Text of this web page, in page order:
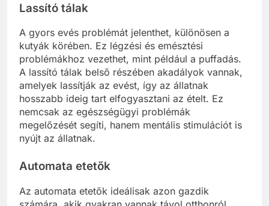
Lassító tálak
A gyors evés problémát jelenthet, különösen a
kutyák körében. Ez légzési és emésztési
problémákhoz vezethet, mint például a puffadás.
A lassító tálak belső részében akadályok vannak,
amelyek lassítják az evést, így az állatnak
hosszabb ideig tart elfogyasztani az ételt. Ez
nemcsak az egészségügyi problémák
megelőzését segíti, hanem mentális stimulációt is
nyújt az állatnak.
Automata etetők
Az automata etetők ideálisak azon gazdik